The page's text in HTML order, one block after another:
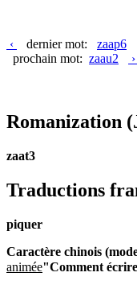
‹ dernier mot: zaap6
prochain mot: zaau2 ›
Romanization
zaat3
Traductions
piquer
Caractère chinois
animée"Comment